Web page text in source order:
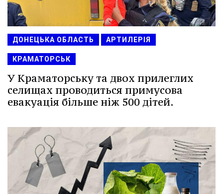
ДОНЕЦЬКА ОБЛАСТЬ АРТИЛЕРІЯ
КРАМАТОРСЬК
У Краматорську та двох прилеглих
селищах проводиться примусова
евакуація більше ніж 500 дітей.